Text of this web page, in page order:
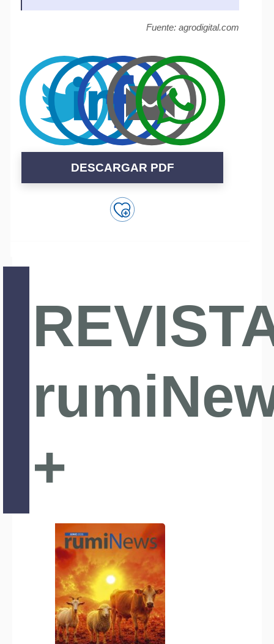
Fuente: agrodigital.com
DESCARGAR PDF
+